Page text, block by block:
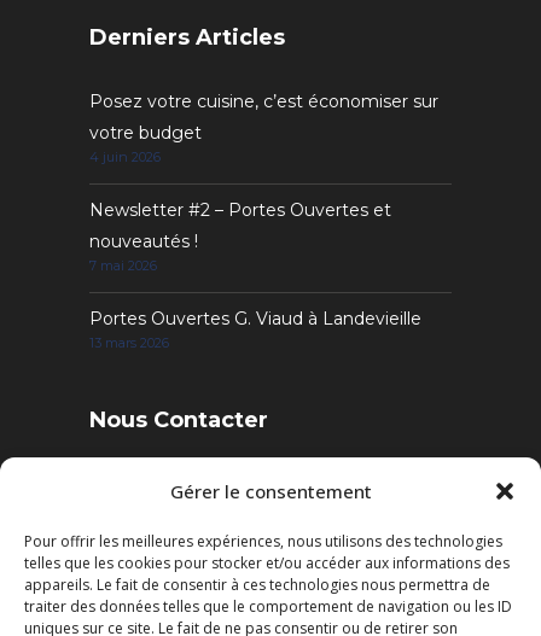
Gérer le consentement
Pour offrir les meilleures expériences, nous utilisons des technologies
telles que les cookies pour stocker et/ou accéder aux informations des
appareils. Le fait de consentir à ces technologies nous permettra de
traiter des données telles que le comportement de navigation ou les ID
uniques sur ce site. Le fait de ne pas consentir ou de retirer son
Derniers Articles
Posez votre cuisine, c’est économiser sur
votre budget
4 juin 2026
Newsletter #2 – Portes Ouvertes et
nouveautés !
7 mai 2026
Portes Ouvertes G. Viaud à Landevieille
13 mars 2026
Nous Contacter
4 Rue des Sables, 85220 Landevieille
Tél. : 02 51 22 95 52
Fax : 02 51 22 95 50